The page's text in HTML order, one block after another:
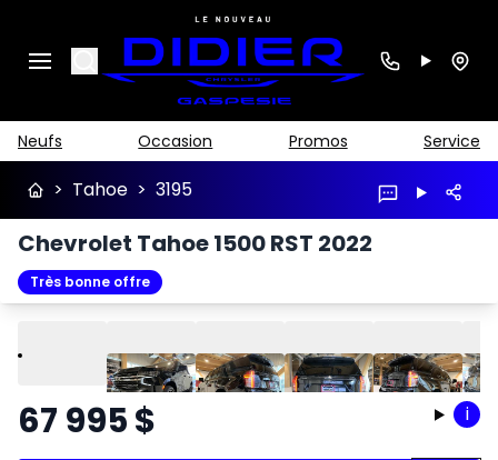
Search
Neufs Occasion Promos Service
> Tahoe > 3195
Chevrolet Tahoe 1500 RST 2022
Très bonne offre
Lire Précédent
Suivant
67 995$ i